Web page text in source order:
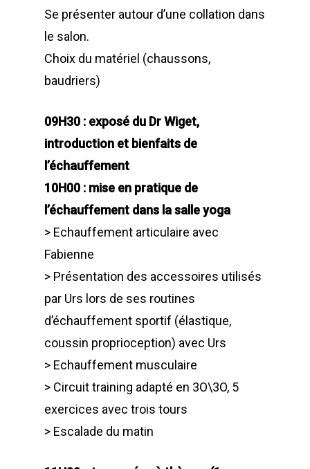
Se présenter autour d’une collation dans
le salon.
Choix du matériel (chaussons,
baudriers)
09H30 : exposé du Dr Wiget,
introduction et bienfaits de
l’échauffement
10H00 : mise en pratique de
l’échauffement dans la salle yoga
> Echauffement articulaire avec
Fabienne
> Présentation des accessoires utilisés
par Urs lors de ses routines
d’échauffement sportif (élastique,
coussin proprioception) avec Urs
> Echauffement musculaire
> Circuit training adapté en 3O\3O, 5
exercices avec trois tours
> Escalade du matin